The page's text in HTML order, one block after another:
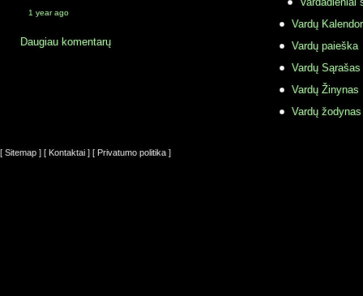
1 year ago
Daugiau komentarų
Vardų
Vardų paieška
Vardų Sąrašas
Vardų Žinynas
Vardų
[ Sitemap ] [ Kontaktai ] [ Privatumo politika ]